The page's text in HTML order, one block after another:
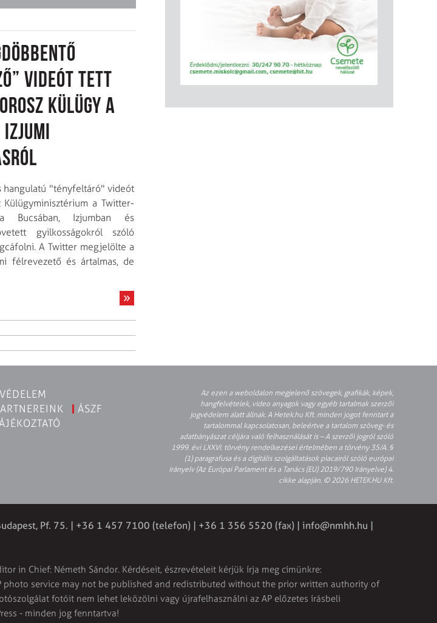
videót tett
külügy a
izjumi
hangulatú "tényfeltáró" videót
a Twitter-
Bucsában, Izjumban és
gyilkosságokról szóló
A Twitter megjelölte a
félrevezető és ártalmas, de
ÁSZF
Az ezen a weboldalon megjelenő szövegek, grafikák, képek,
hangfelvételek, video anyagok vagy egyéb tartalmak szerzői
jogvédelem alatt állnak. A Hetek.hu Kft. minden jogot fenntart a
tartalommal kapcsolatosan, beleértve a tartalom szöveg- és
adatbányászat céljára való felhasználását is – A szerzői jogról szóló
1999. évi LXXVI. törvény rendelkezései értelmében a törvény 35/A. §
(1) paragrafusa és a digitális szolgáltatások piacairól szóló európai
irányelv (Az Európai Parlament és a Tanács (EU) 2019/790 Irányelve) 4.
cikke alapján. © 2026 HETEK.HU Kft.
Pf. 75. | +36 1 457 7100 (telefon) | +36 1 356 5520 (fax) | info@nmhh.hu |
in Chief: Németh Sándor. Kérdéseit, észrevételeit kérjük írja meg címünkre:
photo service may not be published and redistributed without the prior written authority of
fotóit nem lehet leközölni vagy újrafelhasználni az AP előzetes írásbeli
- minden jog fenntartva!